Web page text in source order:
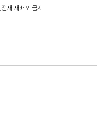
재·재배포 금지